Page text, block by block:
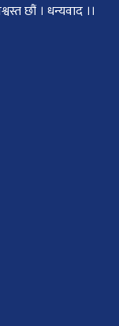
छौं । धन्यवाद ।।